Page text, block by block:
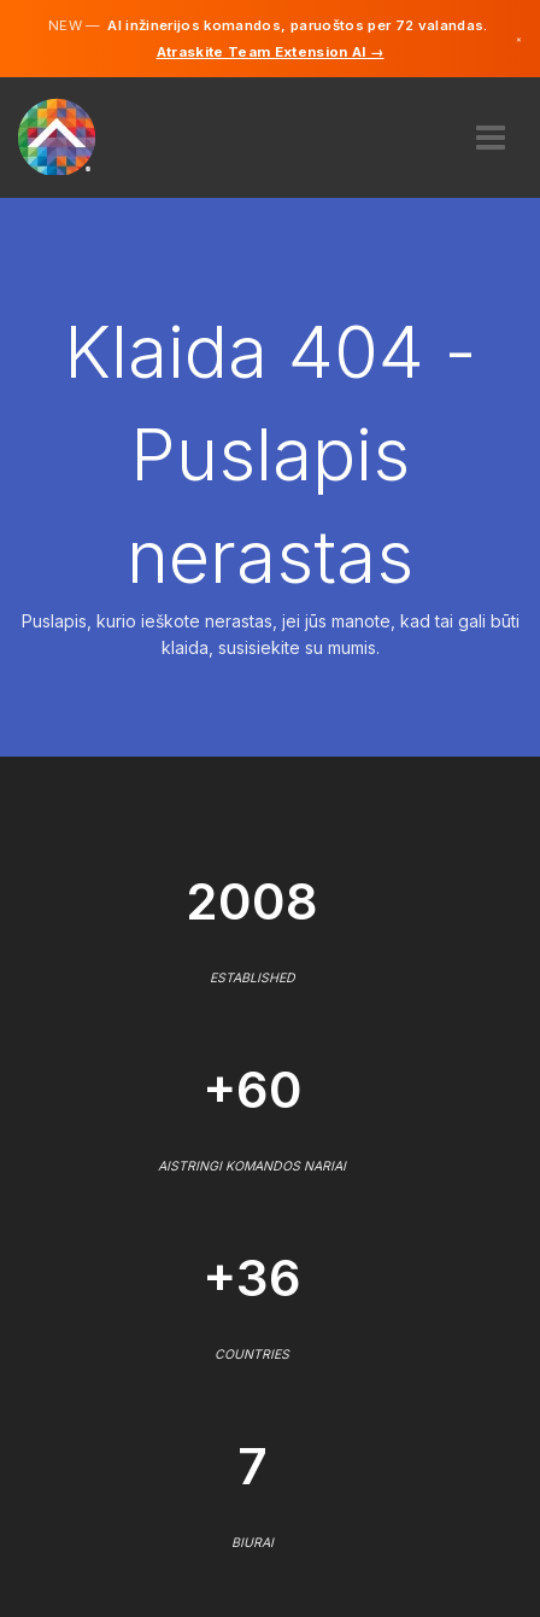
NEW —AI inžinerijos komandos, paruoštos per 72 valandas.
Atraskite Team Extension AI →
×
SAMDYTI
Anglų
Klaida 404 -
Puslapis
nerastas
Puslapis, kurio ieškote nerastas, jei jūs manote, kad tai gali būti
klaida, susisiekite su mumis.
2008
ESTABLISHED
+60
AISTRINGI KOMANDOS NARIAI
+36
COUNTRIES
7
BIURAI